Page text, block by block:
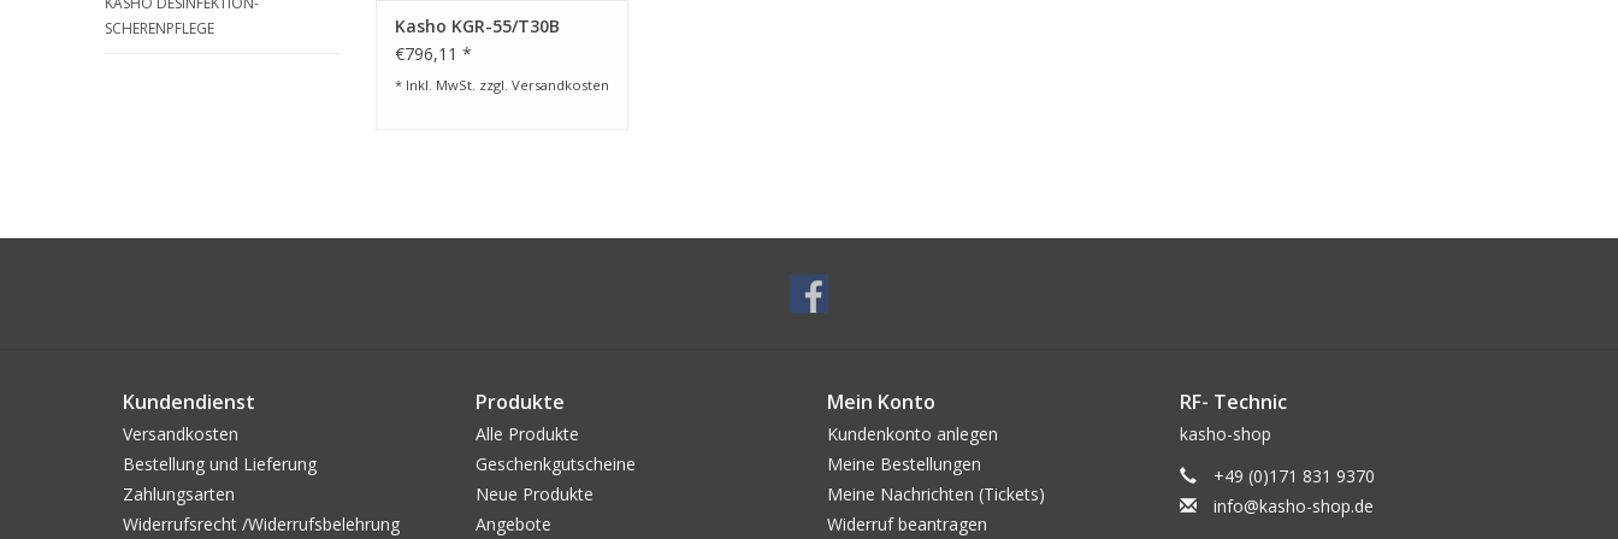
SCHERENPFLEGE
ZUM WARENKORB HINZUFÜGEN
Kasho KGR-55/T30B
€796,11 *
* Inkl. MwSt. zzgl. Versandkosten
Kundendienst
Versandkosten
Bestellung und Lieferung
Zahlungsarten
Widerrufsrecht /Widerrufsbelehrung
Produkte
Alle Produkte
Geschenkgutscheine
Neue Produkte
Angebote
Mein Konto
Kundenkonto anlegen
Meine Bestellungen
Meine Nachrichten (Tickets)
Widerruf beantragen
RF- Technic
kasho-shop
+49 (0)171 831 9370
info@kasho-shop.de